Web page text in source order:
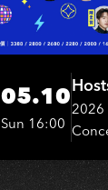
05.10
Sun 16:00
君．
嬤-
淑
2026